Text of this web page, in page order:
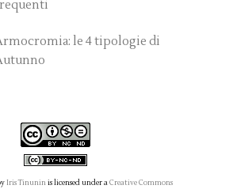
le 4 tipologie di
Iris Tinuninis licensed under aCreative Commons